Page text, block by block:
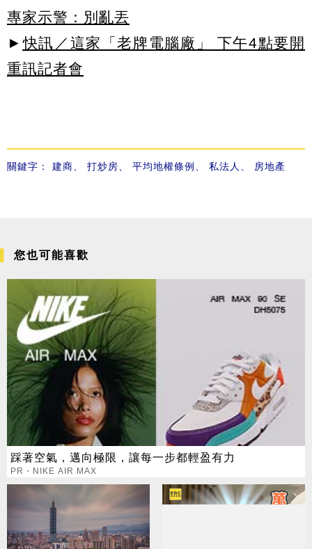
專家示警：別亂丟
► 快訊／這家「老牌電腦廠」 下午4點要開
重訊記者會
關鍵字： 建商、 打炒房、 平均地權條例 、 私法人 、 房地產
您也可能喜歡
踩著空氣，邁向極限，讓每一步都輕盈有力
PR・NIKE AIR MAX